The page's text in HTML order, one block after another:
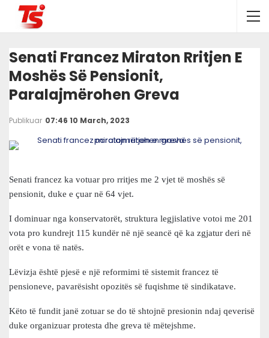
Senati Francez Miraton Rritjen E
Moshës Së Pensionit,
Paralajmërohen Greva
Publikuar 07:46 10 March, 2023
Senati francez ka votuar pro rritjes me 2 vjet të moshës së
pensionit, duke e çuar në 64 vjet.
I dominuar nga konservatorët, struktura legjislative votoi me 201
vota pro kundrejt 115 kundër në një seancë që ka zgjatur deri në
orët e vona të natës.
Lëvizja është pjesë e një reformimi të sistemit francez të
pensioneve, pavarësisht opozitës së fuqishme të sindikatave.
Këto të fundit janë zotuar se do të shtojnë presionin ndaj qeverisë
duke organizuar protesta dhe greva të mëtejshme.